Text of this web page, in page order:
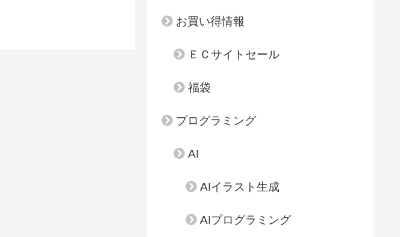
お買い得情報
ＥＣサイトセール
福袋
プログラミング
AI
AIイラスト生成
AIプログラミング